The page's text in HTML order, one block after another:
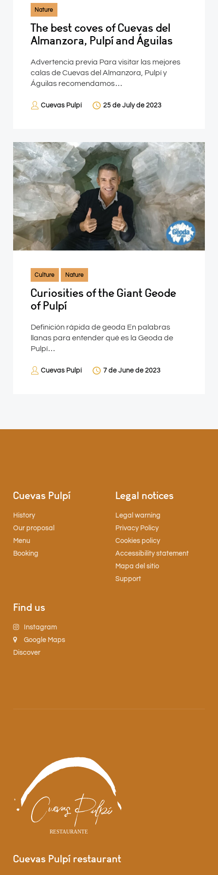
Nature
The best coves of Cuevas del
Almanzora, Pulpí and Águilas
Advertencia previa Para visitar las mejores
calas de Cuevas del Almanzora, Pulpí y
Águilas recomendamos…
Cuevas Pulpí 25 de July de 2023
Culture Nature
Curiosities of the Giant Geode
of Pulpí
Definición rápida de geoda En palabras
llanas para entender qué es la Geoda de
Pulpí…
Cuevas Pulpí 7 de June de 2023
Cuevas Pulpí
History
Our proposal
Menu
Booking
Legal notices
Legal warning
Privacy Policy
Cookies policy
Accessibility statement
Mapa del sitio
Support
Find us
Instagram
Google Maps
Discover
Cuevas Pulpí restaurant